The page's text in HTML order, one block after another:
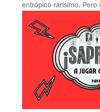
entrópico rarísimo. Pero